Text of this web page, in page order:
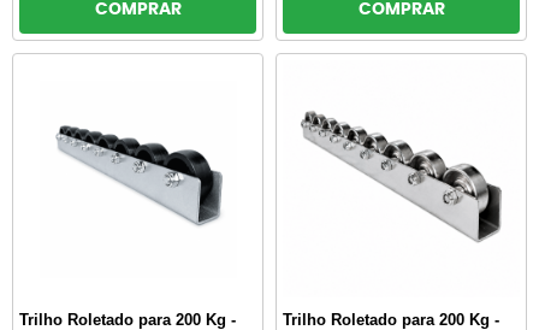
COMPRAR COMPRAR
Trilho Roletado para 200 Kg -
Trilho Roletado para 200 Kg -